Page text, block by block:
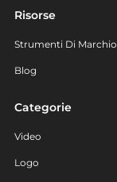
Risorse
Strumenti Di Marchio
Blog
Categorie
Video
Logo